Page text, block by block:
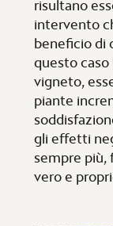
risultano
intervento
beneficio di
questo
vigneto,
piante
gli effetti
sempre
vero e